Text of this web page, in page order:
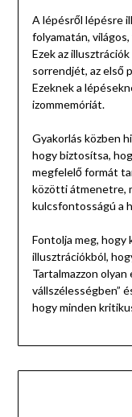
A lépésről lépésre
folyamatán,
Ezek az
sorrendjét, az első
Ezeknek a
izommemóriát.
Gyakorlás közben
hogy biztosítsa,
megfelelő formát
közötti átmenetre,
kulcsfontosságú a
Fontolja meg, hogy
illusztrációkból,
Tartalmazzon
vállszélességben”
hogy minden